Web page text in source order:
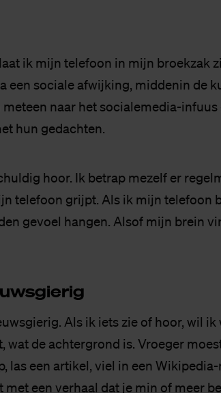
ik mijn telefoon in mijn broekzak
een sociale afwijking, middenin de
naar het socialemedia-
hun gedachten.
hoor. Ik betrap mezelf er
telefoon grijpt. Als ik mijn telefoon
gevoel hangen. Alsof mijn brein
Als ik iets zie of hoor, wil ik
wat de achtergrond is. Vroeger
las een artikel, viel in een
met een verhaal dat je min of meer